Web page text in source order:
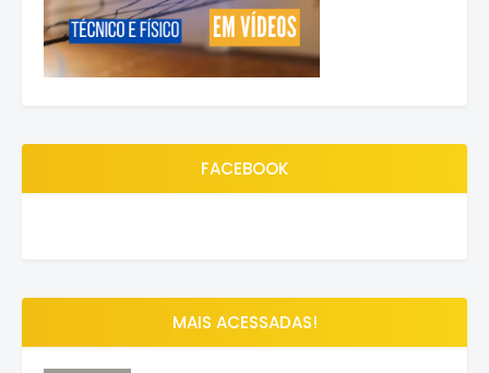
FACEBOOK
MAIS ACESSADAS!